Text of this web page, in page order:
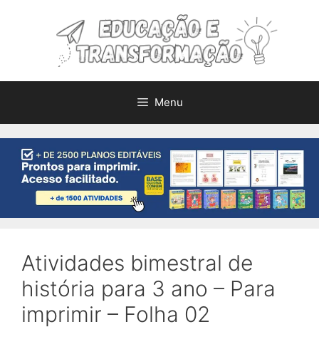
Menu
Atividades bimestral de
história para 3 ano – Para
imprimir – Folha 02